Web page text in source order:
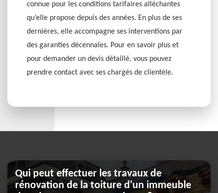
connue pour les conditions tarifaires alléchantes
qu’elle propose depuis des années. En plus de ses
dernières, elle accompagne ses interventions par
des garanties décennales. Pour en savoir plus et
pour demander un devis détaillé, vous pouvez
prendre contact avec ses chargés de clientèle.
Qui peut effectuer les travaux de
rénovation de la toiture d'un immeuble